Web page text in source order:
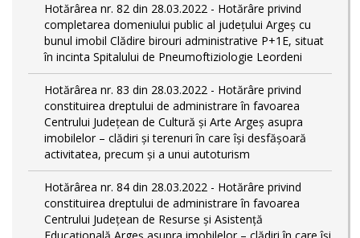
Hotărârea nr. 82 din 28.03.2022 - Hotărâre privind
completarea domeniului public al judeţului Argeş cu
bunul imobil Clădire birouri administrative P+1E, situat
în incinta Spitalului de Pneumoftiziologie Leordeni
Hotărârea nr. 83 din 28.03.2022 - Hotărâre privind
constituirea dreptului de administrare în favoarea
Centrului Județean de Cultură și Arte Argeș asupra
imobilelor – clădiri și terenuri în care își desfășoară
activitatea, precum și a unui autoturism
Hotărârea nr. 84 din 28.03.2022 - Hotărâre privind
constituirea dreptului de administrare în favoarea
Centrului Județean de Resurse și Asistență